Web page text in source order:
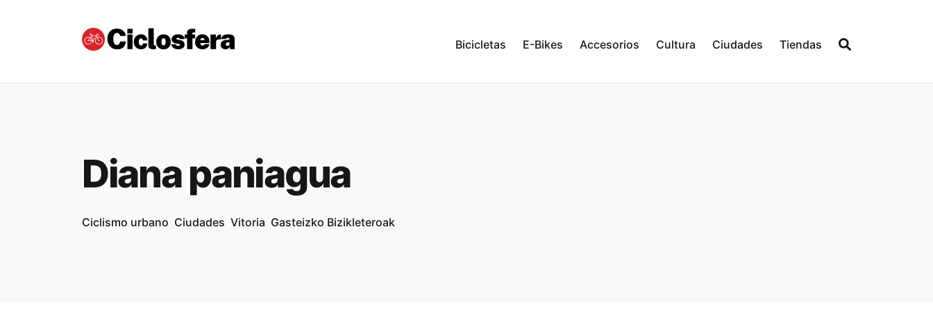
Bicicletas E-Bikes Accesorios Cultura Ciudades Tiendas
Diana paniagua
Ciclismo urbano Ciudades Vitoria Gasteizko Bizikleteroak